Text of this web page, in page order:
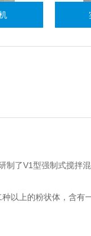
实验室V
制了V1 型强制式搅拌
以上的粉状体，含